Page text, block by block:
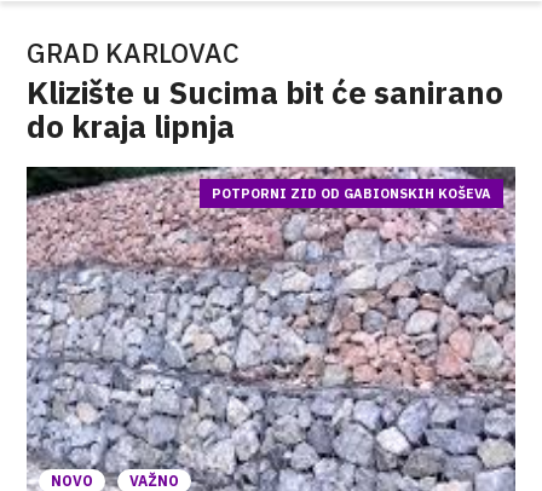
GRAD KARLOVAC
Klizište u Sucima bit će sanirano
do kraja lipnja
NOVO VAŽNO
POTPORNI ZID OD GABIONSKIH KOŠEVA